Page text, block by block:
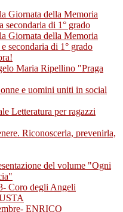
Giornata della Memoria
secondaria di 1° grado
Giornata della Memoria
secondaria di 1° grado
Maria Ripellino "Praga
e uomini uniti in social
Letteratura per ragazzi
Riconoscerla, prevenirla,
del volume "Ogni
Coro degli Angeli
ENRICO